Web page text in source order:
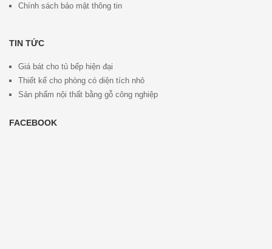
Chính sách bảo mật thông tin
TIN TỨC
Giá bát cho tủ bếp hiện đại
Thiết kế cho phòng có diện tích nhỏ
Sản phẩm nội thất bằng gỗ công nghiệp
FACEBOOK